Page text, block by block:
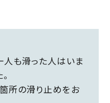
人も滑った人はいま
所の滑り止めをお